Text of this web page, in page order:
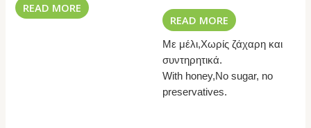
READ MORE
READ MORE
Με μέλι,Χωρίς ζάχαρη και
συντηρητικά.
With honey,No sugar, no
preservatives.